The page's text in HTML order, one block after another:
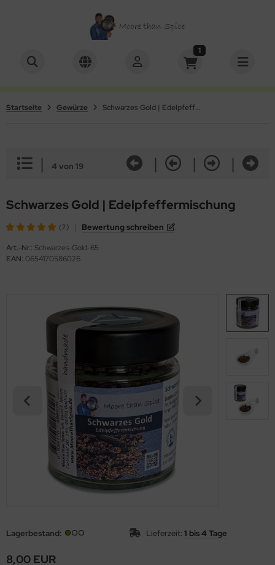
1
Startseite Gewürze Schwarzes Gold | Edelpfeffermischung
| 4 von 19 | | |
Schwarzes Gold | Edelpfeffermischung
(2) Bewertung schreiben
Art.-Nr.: Schwarzes-Gold-65
EAN: 0654170586026
Lagerbestand: Lieferzeit: 1 bis 4 Tage
8,00 EUR